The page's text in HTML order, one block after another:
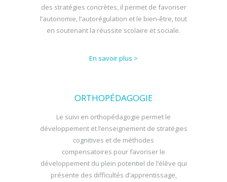
des stratégies concrètes, il permet de favoriser
l’autonomie, l’autorégulation et le bien-être, tout
en soutenant la réussite scolaire et sociale.
En savoir plus >
ORTHOPÉDAGOGIE
Le suivi en orthopédagogie permet le
développement et l’enseignement de stratégies
cognitives et de méthodes
compensatoires pour favoriser le
développement du plein potentiel de l’élève qui
présente des difficultés d’apprentissage,